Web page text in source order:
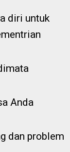
diri untuk
Anda
dan problem